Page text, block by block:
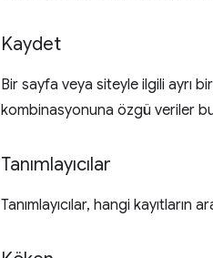
Kaydet
Bir sayfa veya siteyle ilgili ayrı
kombinasyonuna özgü veriler
Tanımlayıcılar
Tanımlayıcılar, hangi kayıtların